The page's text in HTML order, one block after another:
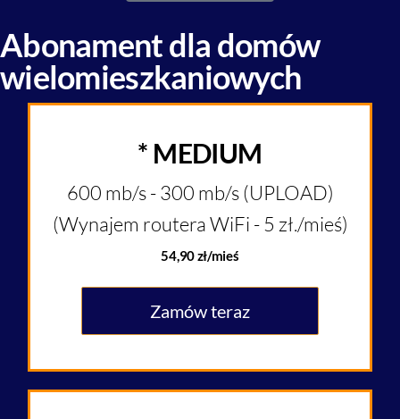
Abonament dla domów
wielomieszkaniowych
* MEDIUM
600 mb/s - 300 mb/s (UPLOAD)
(Wynajem routera WiFi - 5 zł./mieś)
54,90 zł/mieś
Zamów teraz